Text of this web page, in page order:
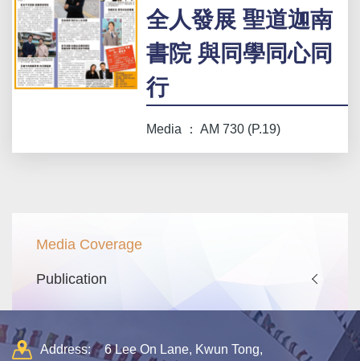
全人發展 聖道迦南
書院 與同學同心同
行
Media ： AM 730 (P.19)
navigation
Media Coverage
Publication
Address: 6 Lee On Lane, Kwun Tong,